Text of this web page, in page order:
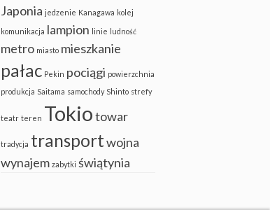
Japonia jedzenie Kanagawa kolej
komunikacja lampion linie ludność
metro miasto mieszkanie
pałac Pekin pociągi powierzchnia
produkcja Saitama samochody Shinto strefy
teatr teren Tokiotowar
tradycja transportwojna
wynajem zabytki świątynia